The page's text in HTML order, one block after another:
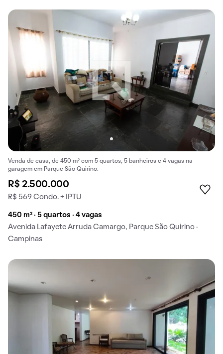
Venda de casa, de 450 m² com 5 quartos, 5 banheiros e 4 vagas na
garagem em Parque São Quirino.
R$ 2.500.000
R$ 569 Condo. + IPTU
450 m² · 5 quartos · 4 vagas
Avenida Lafayete Arruda Camargo, Parque São Quirino ·
Campinas